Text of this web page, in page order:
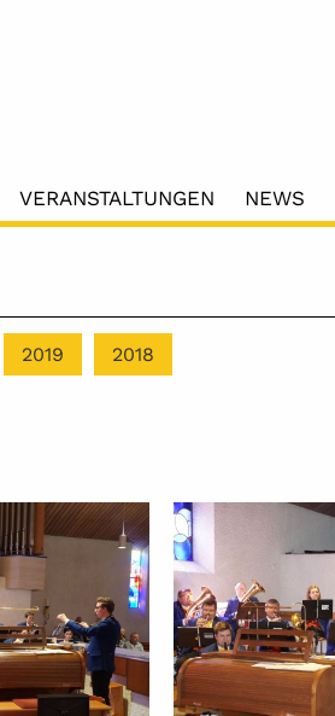
VERANSTALTUNGEN NEWS
2019 2018